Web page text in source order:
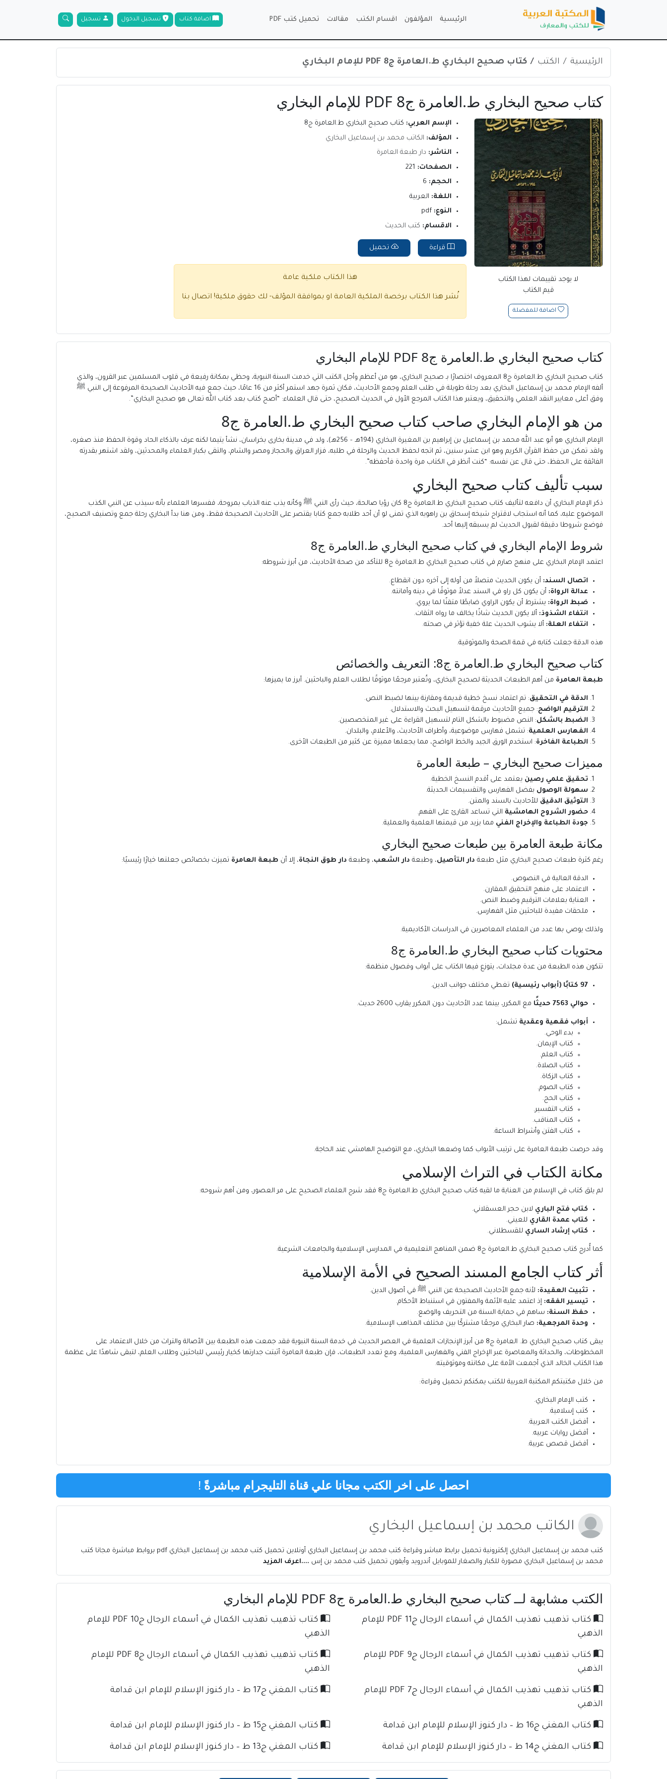
الرئيسية المؤلفون اقسام الكتب مقالات تحميل كتب PDF
الرئيسية الكتب كتاب صحيح البخاري ط.العامرة ج8 PDF للإمام البخاري
كتاب صحيح البخاري ط.العامرة ج8 PDF للإمام البخاري
لا يوجد تقييمات لهذا الكتاب
قيم الكتاب
اضافة للمفضلة
الإسم العربي: كتاب صحيح البخاري ط.العامرة ج8
المؤلف: الكاتب محمد بن إسماعيل البخاري
الناشر: دار طبعة العامرة
الصفحات:
الحجم:
اللغة: العربية
النوع: pdf
الاقسام: كتب الحديث
قراءة تحميل
هذا الكتاب ملكية عامة
نُشر هذا الكتاب برخصة الملكية العامة او بموافقة المؤلف- لك حقوق ملكية! اتصال بنا
كتاب صحيح البخاري ط.العامرة ج8 PDF للإمام البخاري
كتاب صحيح البخاري ط.العامرة ج8 المعروف اختصارًا بـ صحيح البخاري، هو من أعظم وأجل الكتب التي خدمت السنة النبوية، وحظي بمكانة رفيعة في قلوب المسلمين عبر القرون، والذي
ألفه الإمام محمد بن إسماعيل البخاري بعد رحلة طويلة في طلب العلم وجمع الأحاديث، فكان ثمرة جهد استمر أكثر من 16 عامًا، حيث جمع فيه الأحاديث الصحيحة المرفوعة إلى النبي ﷺ
وفق أعلى معايير النقد العلمي والتحقيق، ويعتبر هذا الكتاب المرجع الأول في الحديث الصحيح، حتى قال العلماء: “أصح كتاب بعد كتاب الله تعالى هو صحيح البخاري”.
من هو الإمام البخاري صاحب كتاب صحيح البخاري ط.العامرة ج8
الإمام البخاري
هو أبو عبد الله محمد بن إسماعيل بن إبراهيم بن المغيرة البخاري (194هـ – 256هـ)، ولد في مدينة بخارى بخراسان، نشأ يتيما لكنه عرف بالذكاء الحاد وقوة الحفظ منذ صغره،
ولقد تمكن من حفظ القرآن الكريم وهو ابن عشر سنين، ثم اتجه لحفظ الحديث والرحلة في طلبه، فزار العراق والحجاز ومصر والشام، والتقى بكبار العلماء والمحدثين، ولقد اشتهر بقدرته
الفائقة على الحفظ، حتى قال عن نفسه: “كنت أنظر في الكتاب مرة واحدة فأحفظه”.
سبب تأليف كتاب صحيح البخاري
ذكر الإمام البخاري أن دافعه لتأليف كتاب صحيح البخاري ط.العامرة ج8 كان رؤيا صالحة، حيث رأى النبي ﷺ وكأنه يذب عنه الذباب بمروحة، ففسرها العلماء بأنه سيذب عن النبي الكذب
الموضوع عليه، كما أنه استجاب لاقتراح شيخه إسحاق بن راهويه الذي تمنى لو أن أحد طلابه جمع كتابا يقتصر على الأحاديث الصحيحة فقط، ومن هنا بدأ البخاري رحلة جمع وتصنيف الصحيح،
فوضع شروطا دقيقة لقبول الحديث لم يسبقه إليها أحد.
شروط الإمام البخاري في كتاب صحيح البخاري ط.العامرة ج8
اعتمد الإمام البخاري على منهج صارم في كتاب صحيح البخاري ط.العامرة ج8 للتأكد من صحة الأحاديث، من أبرز شروطه:
اتصال السند: أن يكون الحديث متصلاً من أوله إلى آخره دون انقطاع.
عدالة الرواة: أن يكون كل راو في السند عدلاً موثوقًا في دينه وأمانته.
ضبط الرواة: يشترط أن يكون الراوي ضابطًا متقنًا لما يروي.
انتفاء الشذوذ: ألا يكون الحديث شاذًا يخالف ما رواه الثقات.
انتفاء العلة: ألا يشوب الحديث علة خفية تؤثر في صحته.
هذه الدقة جعلت كتابه في قمة الصحة والموثوقية.
كتاب صحيح البخاري ط.العامرة ج8: التعريف والخصائص
طبعة العامرة من أهم الطبعات الحديثة لصحيح البخاري، وتُعتبر مرجعًا موثوقًا لطلاب العلم والباحثين. أبرز ما يميزها:
الدقة في التحقيق: تم اعتماد نسخ خطية قديمة ومقارنة بينها لضبط النص.
الترقيم الواضح: جميع الأحاديث مرقمة لتسهيل البحث والاستدلال.
الضبط بالشكل: النص مضبوط بالشكل التام لتسهيل القراءة على غير المتخصصين.
الفهارس العلمية: تشمل فهارس موضوعية، وأطراف الأحاديث، والأعلام، والبلدان.
الطباعة الفاخرة: استخدم الورق الجيد والخط الواضح، مما يجعلها مميزة عن كثير من الطبعات الأخرى.
مميزات صحيح البخاري – طبعة العامرة
تحقيق علمي رصين يعتمد على أقدم النسخ الخطية.
سهولة الوصول بفضل الفهارس والتقسيمات الحديثة.
التوثيق الدقيق للأحاديث بالسند والمتن.
حضور الشروح الهامشية التي تساعد القارئ على الفهم.
جودة الطباعة والإخراج الفني مما يزيد من قيمتها العلمية والعملية.
مكانة طبعة العامرة بين طبعات صحيح البخاري
رغم كثرة طبعات صحيح البخاري مثل طبعة دار التأصيل، وطبعة دار الشعب، وطبعة دار طوق النجاة، إلا أن طبعة العامرة تميزت بخصائص جعلتها خيارًا رئيسيًا:
الدقة العالية في النصوص.
الاعتماد على منهج التحقيق المقارن.
العناية بعلامات الترقيم وضبط النص.
ملحقات مفيدة للباحثين مثل الفهارس.
ولذلك يوصي بها عدد من العلماء المعاصرين في الدراسات الأكاديمية.
محتويات كتاب صحيح البخاري ط.العامرة ج8
تتكون هذه الطبعة من عدة مجلدات، يتوزع فيها الكتاب على أبواب وفصول منظمة:
97 كتابًا (أبواب رئيسية) تغطي مختلف جوانب الدين.
حوالي 7563 حديثًا مع المكرر، بينما عدد الأحاديث دون المكرر يقارب 2600 حديث.
أبواب فقهية وعقدية تشمل:
بدء الوحي.
كتاب الإيمان.
كتاب العلم.
كتاب الصلاة.
كتاب الزكاة.
كتاب الصوم.
كتاب الحج.
كتاب التفسير.
كتاب المناقب.
كتاب الفتن وأشراط الساعة.
وقد حرصت طبعة العامرة على ترتيب الأبواب كما وضعها البخاري، مع التوضيح الهامشي عند الحاجة.
مكانة الكتاب في التراث الإسلامي
لم يلق كتاب في الإسلام من العناية ما لقيه كتاب صحيح البخاري ط.العامرة ج8 فقد شرح العلماء الصحيح على مر العصور، ومن أهم شروحه:
كتاب فتح الباري لابن حجر العسقلاني.
كتاب عمدة القاري للعيني.
كتاب إرشاد الساري للقسطلاني.
كما أُدرج كتاب صحيح البخاري ط.العامرة ج8 ضمن المناهج التعليمية في المدارس الإسلامية والجامعات الشرعية.
أثر كتاب الجامع المسند الصحيح في الأمة الإسلامية
تثبيت العقيدة: لأنه جمع الأحاديث الصحيحة عن النبي ﷺ في أصول الدين.
تيسير الفقه: إذ اعتمد عليه الأئمة والمفتون في استنباط الأحكام.
حفظ السنة: ساهم في حماية السنة من التحريف والوضع.
وحدة المرجعية: صار البخاري مرجعًا مشتركًا بين مختلف المذاهب الإسلامية.
يبقى كتاب صحيح البخاري ط. العامرة ج8 من أبرز الإنجازات العلمية في العصر الحديث في خدمة السنة النبوية فقد جمعت هذه الطبعة بين الأصالة والتراث من خلال الاعتماد على
المخطوطات، والحداثة والمعاصرة عبر الإخراج الفني والفهارس العلمية، ومع تعدد الطبعات، فإن طبعة العامرة أثبتت جدارتها كخيار رئيسي للباحثين وطلاب العلم، لتبقى شاهدًا على عظمة
هذا الكتاب الخالد الذي أجمعت الأمة على مكانته وموثوقيته.
من خلال مكتبتكم المكتبة العربية للكتب يمكنكم تحميل وقراءة:
كتب الإمام البخاري.
كتب إسلامية.
أفضل الكتب العربية.
أفضل روايات عربيه.
أفضل قصص عربية.
احصل على اخر الكتب مجانا علي قناة التليجرام مباشرةً !
الكاتب محمد بن إسماعيل البخاري
كتب محمد بن إسماعيل البخاري إلكترونية تحميل برابط مباشر وقراءة كتب محمد بن إسماعيل البخاري أونلاين تحميل كتب محمد بن إسماعيل البخاري pdf بروابط مباشرة مجانا كتب
محمد بن إسماعيل البخاري مصورة للكبار والصغار للموبايل أندرويد وأيفون تحميل كتب محمد بن إس ....اعرف المزيد
الكتب مشابهة لــ كتاب صحيح البخاري ط.العامرة ج8 PDF للإمام البخاري
كتاب تذهيب تهذيب الكمال في أسماء الرجال ج11 PDF للإمام
الذهبي
كتاب تذهيب تهذيب الكمال في أسماء الرجال ج10 PDF للإمام
الذهبي
كتاب تذهيب تهذيب الكمال في أسماء الرجال ج9 PDF للإمام
الذهبي
كتاب تذهيب تهذيب الكمال في أسماء الرجال ج8 PDF للإمام
الذهبي
كتاب تذهيب تهذيب الكمال في أسماء الرجال ج7 PDF للإمام
الذهبي
كتاب المغني ج17 ط – دار كنوز الإسلام للإمام ابن قدامة
كتاب المغني ج16 ط – دار كنوز الإسلام للإمام ابن قدامة كتاب المغني ج15 ط – دار كنوز الإسلام للإمام ابن قدامة
كتاب المغني ج14 ط – دار كنوز الإسلام للإمام ابن قدامة كتاب المغني ج13 ط – دار كنوز الإسلام للإمام ابن قدامة